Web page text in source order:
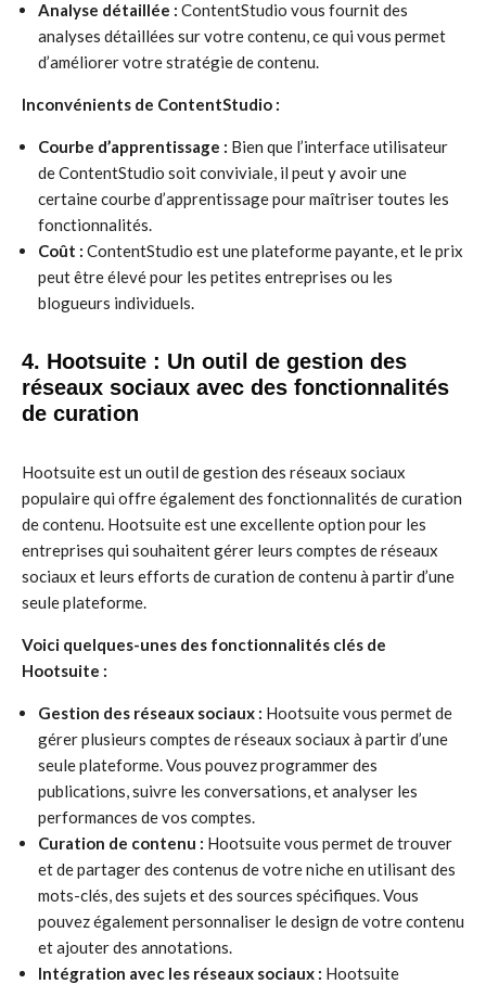
Analyse détaillée : ContentStudio vous fournit des
analyses détaillées sur votre contenu, ce qui vous permet
d’améliorer votre stratégie de contenu.
Inconvénients de ContentStudio :
Courbe d’apprentissage : Bien que l’interface utilisateur
de ContentStudio soit conviviale, il peut y avoir une
certaine courbe d’apprentissage pour maîtriser toutes les
fonctionnalités.
Coût : ContentStudio est une plateforme payante, et le prix
peut être élevé pour les petites entreprises ou les
blogueurs individuels.
4. Hootsuite : Un outil de gestion des
réseaux sociaux avec des fonctionnalités
de curation
Hootsuite est un outil de gestion des réseaux sociaux
populaire qui offre également des fonctionnalités de curation
de contenu. Hootsuite est une excellente option pour les
entreprises qui souhaitent gérer leurs comptes de réseaux
sociaux et leurs efforts de curation de contenu à partir d’une
seule plateforme.
Voici quelques-unes des fonctionnalités clés de
Hootsuite :
Gestion des réseaux sociaux : Hootsuite vous permet de
gérer plusieurs comptes de réseaux sociaux à partir d’une
seule plateforme. Vous pouvez programmer des
publications, suivre les conversations, et analyser les
performances de vos comptes.
Curation de contenu : Hootsuite vous permet de trouver
et de partager des contenus de votre niche en utilisant des
mots-clés, des sujets et des sources spécifiques. Vous
pouvez également personnaliser le design de votre contenu
et ajouter des annotations.
Intégration avec les réseaux sociaux : Hootsuite